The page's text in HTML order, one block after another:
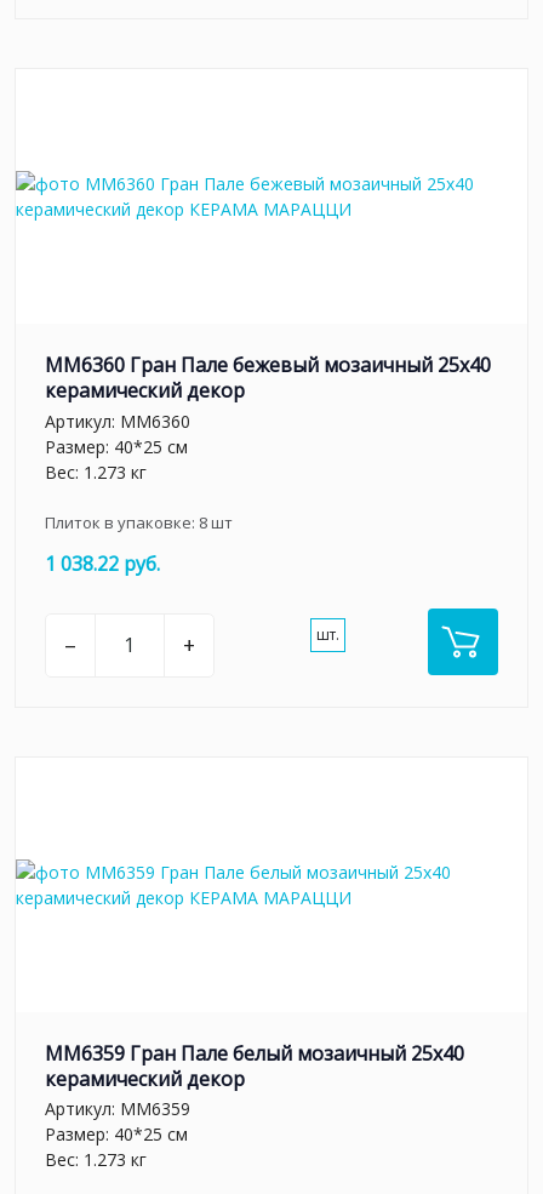
MM6360 Гран Пале бежевый мозаичный 25x40
керамический декор
Артикул: MM6360
Размер: 40*25 см
Вес: 1.273 кг
Плиток в упаковке: 8шт
1 038.22 руб.
– + шт.
MM6359 Гран Пале белый мозаичный 25x40
керамический декор
Артикул: MM6359
Размер: 40*25 см
Вес: 1.273 кг